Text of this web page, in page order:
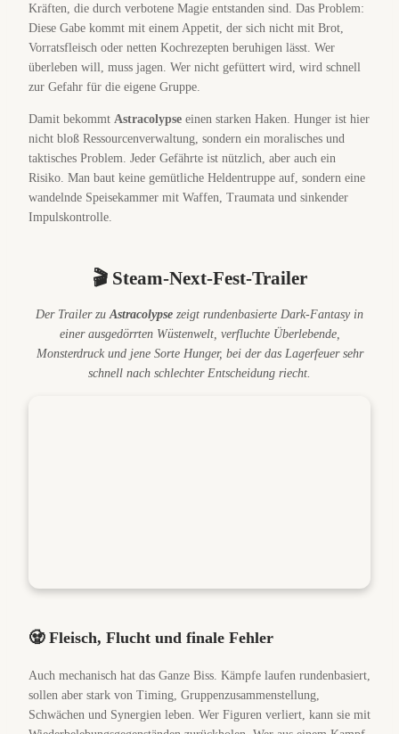
Kräften, die durch verbotene Magie entstanden sind. Das Problem:
Diese Gabe kommt mit einem Appetit, der sich nicht mit Brot,
Vorratsfleisch oder netten Kochrezepten beruhigen lässt. Wer
überleben will, muss jagen. Wer nicht gefüttert wird, wird schnell
zur Gefahr für die eigene Gruppe.
Damit bekommt Astracolypse einen starken Haken. Hunger ist hier
nicht bloß Ressourcenverwaltung, sondern ein moralisches und
taktisches Problem. Jeder Gefährte ist nützlich, aber auch ein
Risiko. Man baut keine gemütliche Heldentruppe auf, sondern eine
wandelnde Speisekammer mit Waffen, Traumata und sinkender
Impulskontrolle.
🎬 Steam-Next-Fest-Trailer
Der Trailer zuAstracolypse zeigt rundenbasierte Dark-Fantasy in
einer ausgedörrten Wüstenwelt, verfluchte Überlebende,
Monsterdruck und jene Sorte Hunger, bei der das Lagerfeuer sehr
schnell nach schlechter Entscheidung riecht.
🧟 Fleisch, Flucht und finale Fehler
Auch mechanisch hat das Ganze Biss. Kämpfe laufen rundenbasiert,
sollen aber stark von Timing, Gruppenzusammenstellung,
Schwächen und Synergien leben. Wer Figuren verliert, kann sie mit